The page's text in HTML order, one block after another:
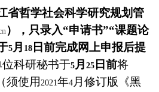
省哲学社会科学研究规划管
），只录入“申请书”“课题论
5月 18 日前完成网上申报后提
科研秘书于5月 25 日前将
（须使用 2021年4 月修订版《黑